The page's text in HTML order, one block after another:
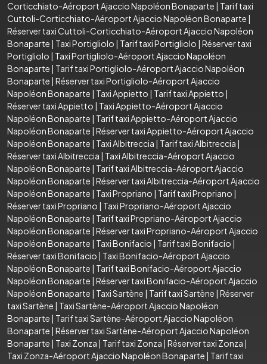
Corticchiato-Aéroport Ajaccio Napoléon Bonaparte | Tarif taxi
Cuttoli-Corticchiato-Aéroport Ajaccio Napoléon Bonaparte |
Réserver taxi Cuttoli-Corticchiato-Aéroport Ajaccio Napoléon
Bonaparte | Taxi Portigliolo | Tarif taxi Portigliolo | Réserver taxi
Portigliolo | Taxi Portigliolo-Aéroport Ajaccio Napoléon
Bonaparte | Tarif taxi Portigliolo-Aéroport Ajaccio Napoléon
Bonaparte | Réserver taxi Portigliolo-Aéroport Ajaccio
Napoléon Bonaparte | Taxi Appietto | Tarif taxi Appietto |
Réserver taxi Appietto | Taxi Appietto-Aéroport Ajaccio
Napoléon Bonaparte | Tarif taxi Appietto-Aéroport Ajaccio
Napoléon Bonaparte | Réserver taxi Appietto-Aéroport Ajaccio
Napoléon Bonaparte | Taxi Albitreccia | Tarif taxi Albitreccia |
Réserver taxi Albitreccia | Taxi Albitreccia-Aéroport Ajaccio
Napoléon Bonaparte | Tarif taxi Albitreccia-Aéroport Ajaccio
Napoléon Bonaparte | Réserver taxi Albitreccia-Aéroport Ajaccio
Napoléon Bonaparte | Taxi Propriano | Tarif taxi Propriano |
Réserver taxi Propriano | Taxi Propriano-Aéroport Ajaccio
Napoléon Bonaparte | Tarif taxi Propriano-Aéroport Ajaccio
Napoléon Bonaparte | Réserver taxi Propriano-Aéroport Ajaccio
Napoléon Bonaparte | Taxi Bonifacio | Tarif taxi Bonifacio |
Réserver taxi Bonifacio | Taxi Bonifacio-Aéroport Ajaccio
Napoléon Bonaparte | Tarif taxi Bonifacio-Aéroport Ajaccio
Napoléon Bonaparte | Réserver taxi Bonifacio-Aéroport Ajaccio
Napoléon Bonaparte | Taxi Sartène | Tarif taxi Sartène | Réserver
taxi Sartène | Taxi Sartène-Aéroport Ajaccio Napoléon
Bonaparte | Tarif taxi Sartène-Aéroport Ajaccio Napoléon
Bonaparte | Réserver taxi Sartène-Aéroport Ajaccio Napoléon
Bonaparte | Taxi Zonza | Tarif taxi Zonza | Réserver taxi Zonza |
Taxi Zonza-Aéroport Ajaccio Napoléon Bonaparte | Tarif taxi